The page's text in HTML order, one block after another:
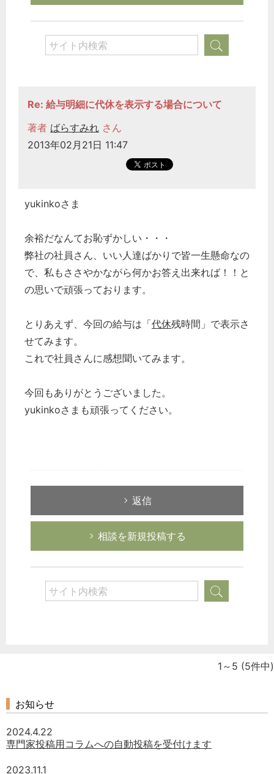
Re: 給与明細に代休を表示する場合について
著者 ばらすみれ さん
2013年02月21日 11:47
yukinkoさま
余裕だなんてお恥ずかしい・・・
弊社の社員さん、いい人達ばかりで皆一生懸命なの
で、私もささやかながら何かお答え出来れば！！と
の思いで頑張っております。
とりあえず、今回の給与は「代休残時間」で表示さ
せてみます。
これで社員さんに感想聞いてみます。
今回もありがとうございました。
yukinkoさまも頑張ってください。
返信
相談を新規投稿する
1～5 (5件中)
お知らせ
2024.4.22
専門家投稿用コラムへの自動投稿を受付けます
2023.11.1